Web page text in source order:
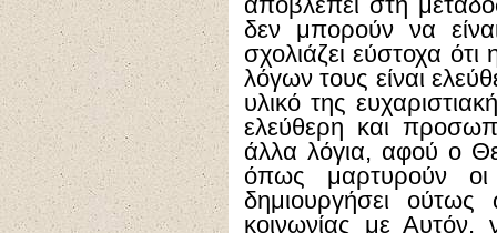
αποβλέπει στη
δεν μπορούν να
σχολιάζει εύστοχα
λόγων τους είναι
υλικό της
ελεύθερη και
άλλα λόγια, αφού ο
όπως μαρτυρούν οι
δημιουργήσει ούτως
κοινωνίας με Αυτόν,